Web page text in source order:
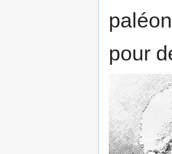
pour